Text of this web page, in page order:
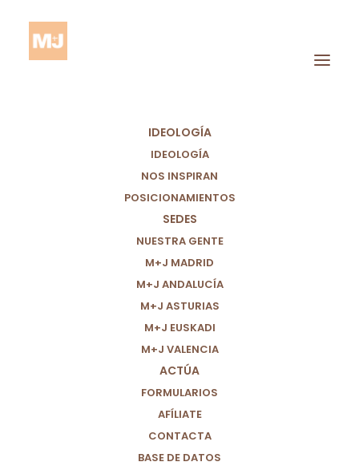
IDEOLOGÍA
IDEOLOGÍA
NOS INSPIRAN
POSICIONAMIENTOS
SEDES
NUESTRA GENTE
M+J MADRID
M+J ANDALUCÍA
M+J ASTURIAS
M+J EUSKADI
M+J VALENCIA
ACTÚA
FORMULARIOS
AFÍLIATE
CONTACTA
BASE DE DATOS
Mundo